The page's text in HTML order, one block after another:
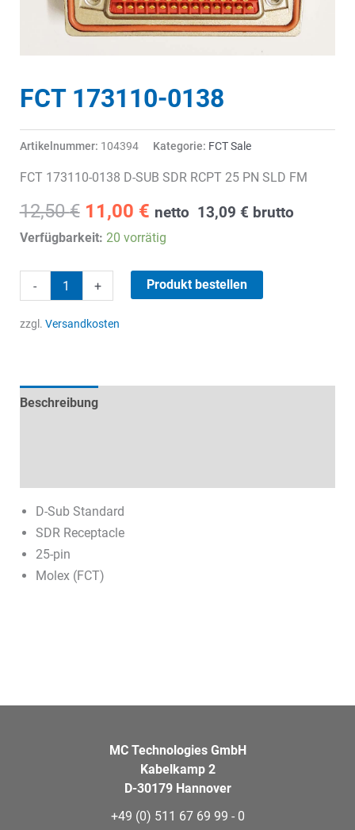
FCT 173110-0138
Artikelnummer: 104394 Kategorie: FCT Sale
FCT 173110-0138 D-SUB SDR RCPT 25 PN SLD FM
12,50€ Ursprünglicher
Preis
12,50 €
11,00 €Aktueller
Preis
11,00 €.
netto 13,09 € brutto
Verfügbarkeit: 20 vorrätig
-
173110-
0138
+ Produkt bestellen
zzgl. Versandkosten
Beschreibung
D-Sub Standard
SDR Receptacle
25-pin
Molex (FCT)
MC Technologies GmbH
Kabelkamp 2
D-30179 Hannover
+49 (0) 511 67 69 99 - 0